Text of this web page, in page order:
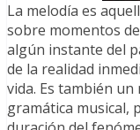
La melodía es
sobre momentos
algún instante del
de la realidad
vida. Es también
gramática musical,